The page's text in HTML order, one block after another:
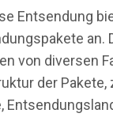
Entsendung
von diversen
der